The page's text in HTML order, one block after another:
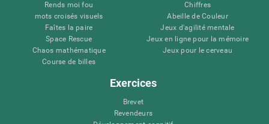
Rends moi fou
mots croisés visuels
Faîtes la paire
Space Rescue
Chaos mathématique
Course de billes
Chiffres
Abeille de Couleur
Jeux d'agilité mentale
Jeux en ligne pour la mémoire
Jeux pour le cerveau
Exercices
Brevet
Revendeurs